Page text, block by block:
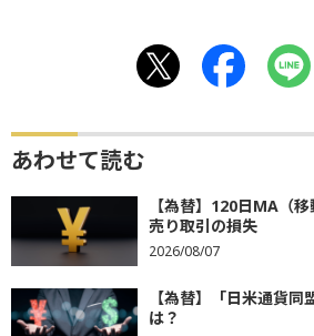
あわせて読む
【為替】120日MA（
売り取引の損失
2026/08/07
【為替】「日米通貨
は？